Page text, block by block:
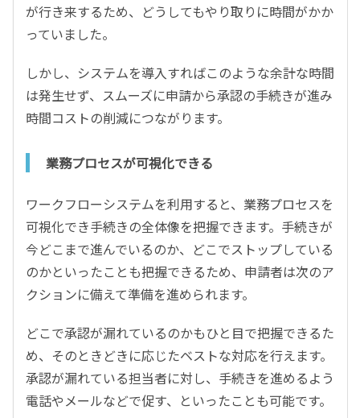
が行き来するため、どうしてもやり取りに時間がかか
っていました。
しかし、システムを導入すればこのような余計な時間
は発生せず、スムーズに申請から承認の手続きが進み
時間コストの削減につながります。
業務プロセスが可視化できる
ワークフローシステムを利用すると、業務プロセスを
可視化でき手続きの全体像を把握できます。手続きが
今どこまで進んでいるのか、どこでストップしている
のかといったことも把握できるため、申請者は次のア
クションに備えて準備を進められます。
どこで承認が漏れているのかもひと目で把握できるた
め、そのときどきに応じたベストな対応を行えます。
承認が漏れている担当者に対し、手続きを進めるよう
電話やメールなどで促す、といったことも可能です。